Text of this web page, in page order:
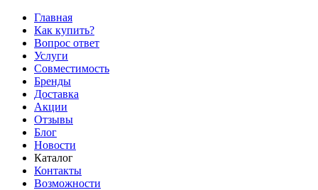
Главная
Как купить?
Вопрос ответ
Услуги
Совместимость
Бренды
Доставка
Акции
Отзывы
Блог
Новости
Каталог
Контакты
Возможности